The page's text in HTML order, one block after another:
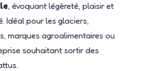
, évoquant légèreté, plaisir et
Idéal pour les glaciers,
marques agroalimentaires ou
souhaitant sortir des